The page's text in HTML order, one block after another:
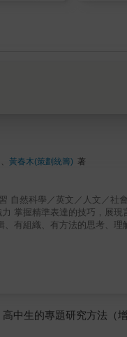
黃春木(策劃統籌) 著
自然科學／英文／人文／
精準表達的技巧，展現言之有
織、有方法的思考、理解、
習方式已完全失靈！擔任
能力並不容易，例如一份
何指導。 為解決學生們在專題式學習上的盲
中生的專題研究方法（增